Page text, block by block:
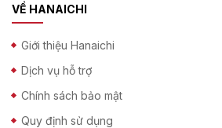
VỀ HANAICHI
Giới thiệu Hanaichi
Dịch vụ hỗ trợ
Chính sách bảo mật
Quy định sử dụng